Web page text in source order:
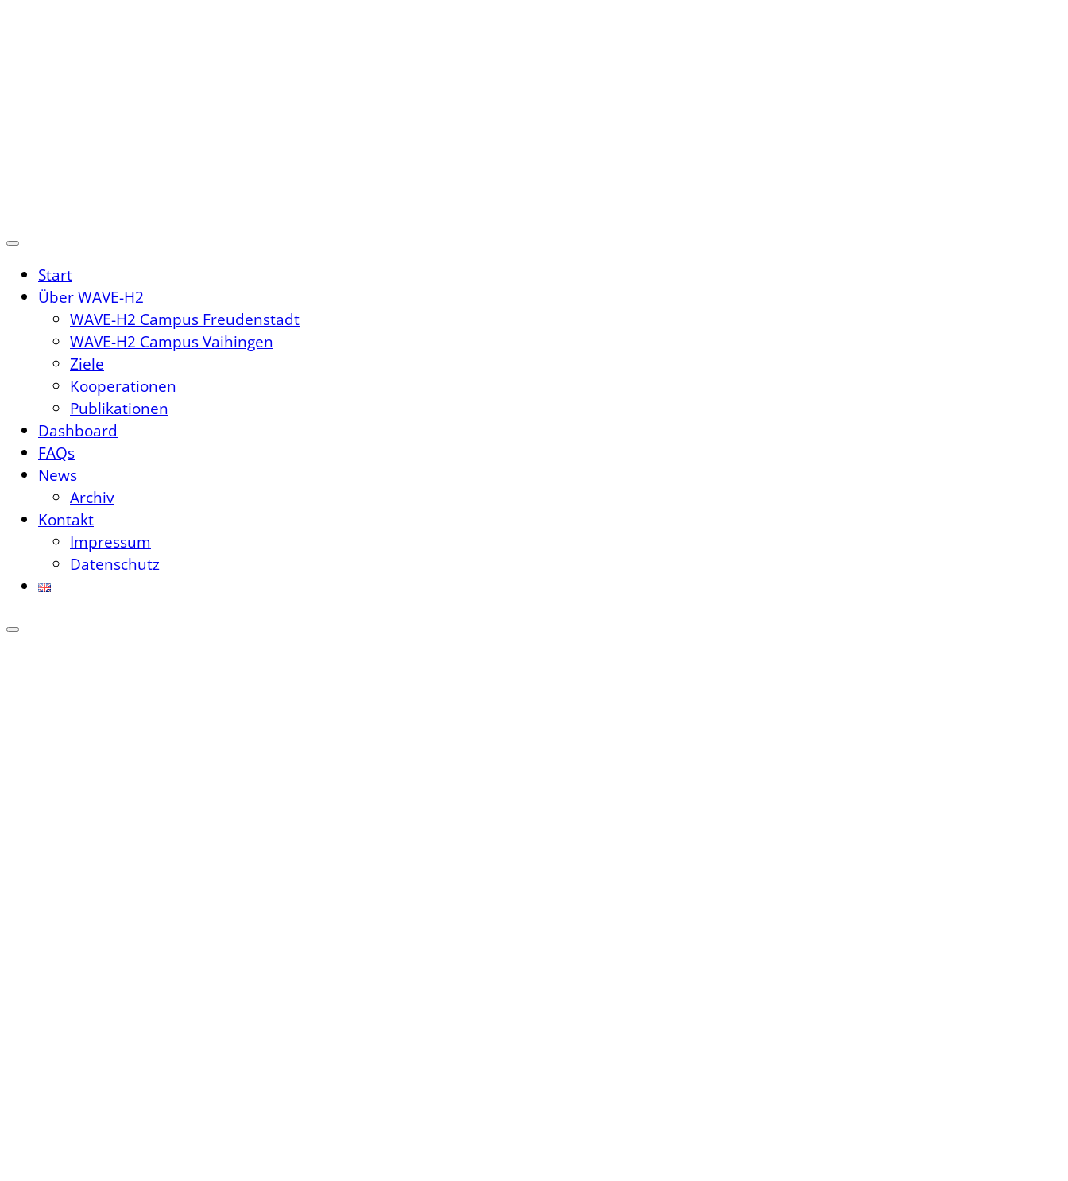
Start
Über WAVE-H2
WAVE-H2 Campus Freudenstadt
WAVE-H2 Campus Vaihingen
Ziele
Kooperationen
Publikationen
Dashboard
FAQs
News
Archiv
Kontakt
Impressum
Datenschutz